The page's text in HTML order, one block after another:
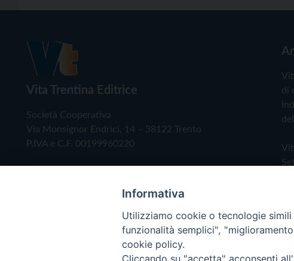
Vita Trentina Editrice
Società Cooperativa
Via Monsignor Endrici, 14 – 38122 Trento
P.IVA e C.F. 00199960220
di
Informativa
Utilizziamo cookie o tecnologie
funzionalità semplici",
cookie policy.